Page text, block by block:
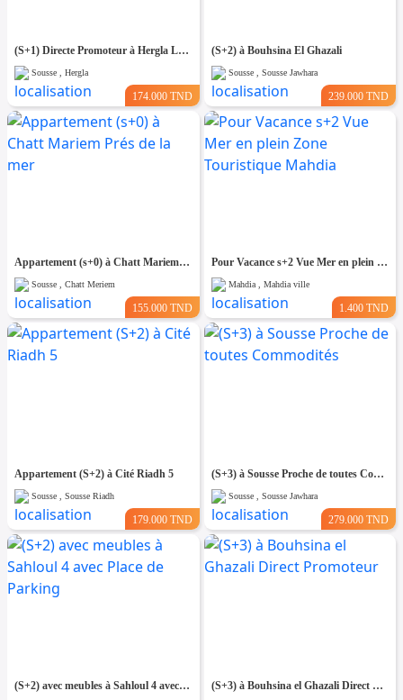
(S+1) Directe Promoteur à Hergla Lotissement AFH
Sousse , Hergla
174.000 TND
(S+2) à Bouhsina El Ghazali
Sousse , Sousse Jawhara
239.000 TND
Appartement (s+0) à Chatt Mariem Prés de la mer
Sousse , Chatt Meriem
155.000 TND
Pour Vacance s+2 Vue Mer en plein Zone Touristique Mahdia
Mahdia , Mahdia ville
1.400 TND
Appartement (S+2) à Cité Riadh 5
Sousse , Sousse Riadh
179.000 TND
(S+3) à Sousse Proche de toutes Commodités
Sousse , Sousse Jawhara
279.000 TND
(S+2) avec meubles à Sahloul 4 avec Place de Parking (S+3) à Bouhsina el Ghazali Direct Promoteur